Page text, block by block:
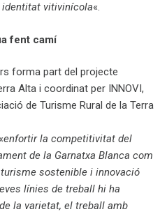
vitivinícola«.
fent camí
forma part del projecte
Alta i coordinat per INNOVI,
de Turisme Rural de la Terra
enfortir la competitivitat del
de la Garnatxa Blanca com
sostenible i innovació
línies de treball hi ha
la varietat, el treball amb